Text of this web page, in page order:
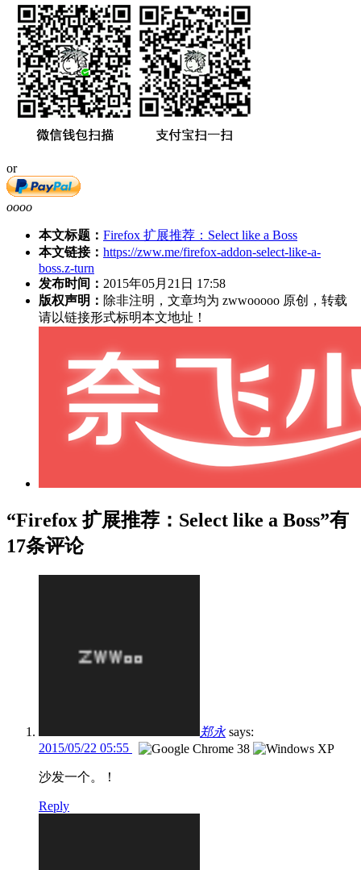
or
oooo
本文标题： Firefox 扩展推荐：Select like a Boss
本文链接： https://zww.me/firefox-addon-select-like-a-
boss.z-turn
发布时间： 2015年05月21日 17:58
版权声明： 除非注明，文章均为 zwwooooo 原创，转载
请以链接形式标明本文地址！
“Firefox 扩展推荐：Select like a Boss”有
17条评论
郑永 says:
2015/05/22 05:55
沙发一个。！
Reply